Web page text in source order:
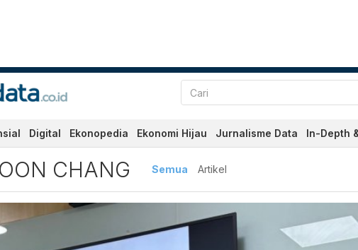
Digital Ekonopedia Ekonomi Hijau Jurnalisme Data In-Depth
Chang Terbaru dan Terkini
CHANG Semua Artikel